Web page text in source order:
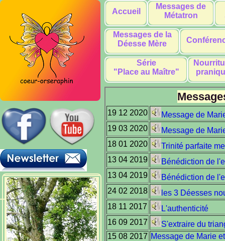
Accueil
Messages de
Métatron
Messages de la
Déesse Mère
Série
"Place au Maître"
19 12 2020
Message de
19 03 2020
Message de
18 01 2020
Trinité parfaite
13 04 2019
Bénédiction de
13 04 2019
Bénédiction de
24 02 2018
les 3 Déesses
18 11 2017
L'authenticité
16 09 2017
S'extraire du
15 08 2017 Message de Marie